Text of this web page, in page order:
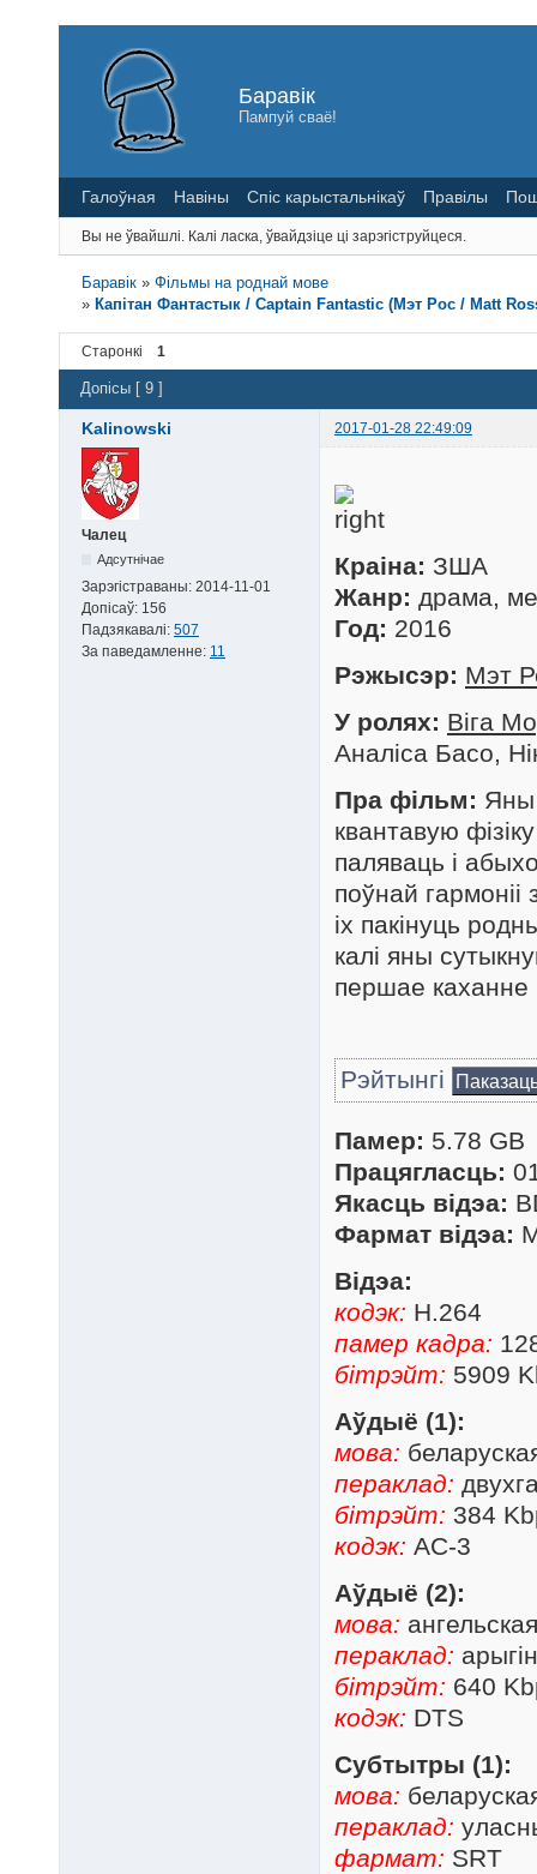
Баравік
Пампуй сваё!
Галоўная Навіны Спіс карыстальнікаў Правілы
Вы не ўвайшлі. Калі ласка, ўвайдзіце ці зарэгіструйцеся.
Баравік »Фільмы на роднай мове
» Капітан Фантастык / Captain Fantastic (Мэт Рос / Matt
Старонкі 1
Допісы [ 9 ]
Kalinowski 2017-01-28 22:49:09
Чалец
Адсутнічае
Зарэгістраваны: 2014-11-01
Допісаў: 156
Падзякавалі: 507
За паведамленне: 11
Краіна: ЗША
Жанр: драма,
Год: 2016
Рэжысэр: Мэт
У ролях: Віга
Аналіса Басо,
Пра фільм: Яны
квантавую
паляваць і
поўнай
іх пакінуць
калі яны
першае каханне
Рэйтынгі
Памер: 5.78 GB
Працягласць:
Якасць відэа:
Фармат відэа:
Відэа:
кодэк: H.264
памер кадра:
бітрэйт: 5909
Аўдыё (1):
мова:
пераклад:
бітрэйт: 384
кодэк: AC-3
Аўдыё (2):
мова: ангельская
пераклад:
бітрэйт: 640
кодэк: DTS
Субтытры (1):
мова:
пераклад:
фармат: SRT